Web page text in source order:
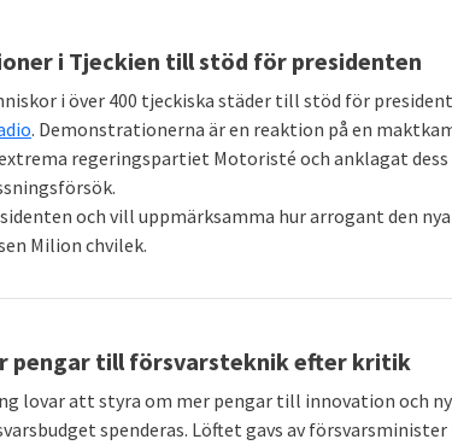
i Tjeckien till stöd för presidenten
i över 400 tjeckiska städer till stöd för
. Demonstrationerna är en reaktion på en
regeringspartiet Motoristé och anklagat
och vill uppmärksamma hur arrogant den nya
Milion chvilek.
pengar till försvarsteknik efter kritik
lovar att styra om mer pengar till innovation och
spenderas. Löftet gavs av